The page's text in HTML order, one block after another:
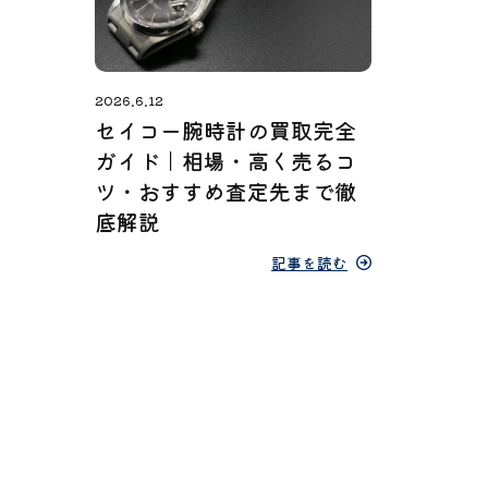
2026.6.12
セイコー腕時計の買取完全
ガイド｜相場・高く売るコ
ツ・おすすめ査定先まで徹
底解説
記事を読む